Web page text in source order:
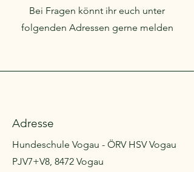
Bei Fragen könnt ihr euch unter
folgenden Adressen gerne melden
Adresse
Hundeschule Vogau - ÖRV HSV Vogau
PJV7+V8, 8472 Vogau